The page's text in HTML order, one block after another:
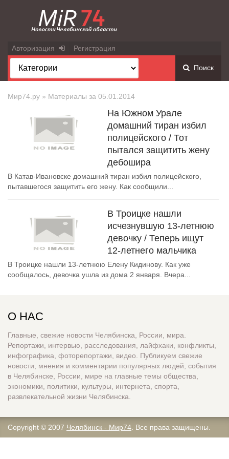
Авторизация Регистрация
Поиск
Мир74.ру » Материалы за 05.01.2014
На Южном Урале
домашний тиран избил
полицейского / Тот
пытался защитить жену
дебошира
В Катав-Ивановске домашний тиран избил полицейского,
пытавшегося защитить его жену. Как сообщили...
В Троицке нашли
исчезнувшую 13-летнюю
девочку / Теперь ищут
12-летнего мальчика
В Троицке нашли 13-летнюю Елену Кидинову. Как уже
сообщалось, девочка ушла из дома 2 января. Вчера...
О НАС
Главные, свежие новости Челябинска, России, мира.
Репортажи, интервью, расследования, лайфхаки, конфликты,
инфографика, фоторепортажи, видео. Публикуем свежие
новости, мнения и комментарии популярных людей, события
в Челябинске, России, мире на главные темы общества,
экономики, политики, культуры, интернета, спорта,
развлекательной жизни Челябинска.
Copyright © 2007 Челябинск - Мир74 . Все права защищены.